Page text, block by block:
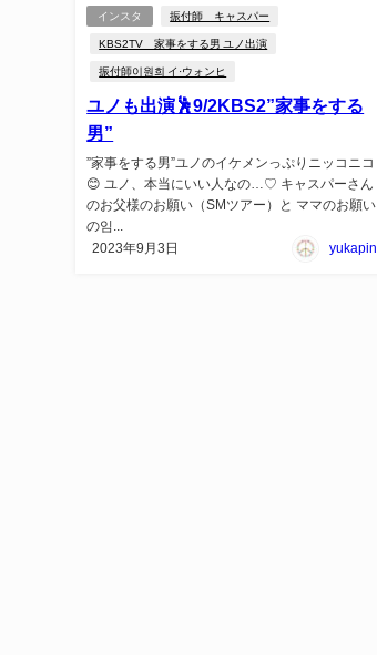
インスタ 振付師 キャスパー
KBS2TV 家事をする男 ユノ出演
振付師이원희 イ·ウォンヒ
ユノも出演🕺9/2KBS2”家事をする
男”
”家事をする男”ユノのイケメンっぷりニッコニコ
😊 ユノ、本当にいい人なの…♡ キャスパーさん
のお父様のお願い（SMツアー）と ママのお願い
の임...
2023年9月3日
yukapin